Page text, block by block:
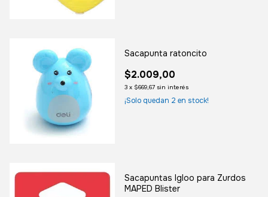
Sacapunta ratoncito
$2.009,00
3 x $669,67 sin interés
¡Solo quedan 2 en stock!
Sacapuntas Igloo para Zurdos
MAPED Blister